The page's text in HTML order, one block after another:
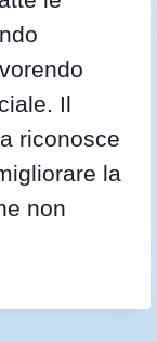
Il
riconosce
la
non